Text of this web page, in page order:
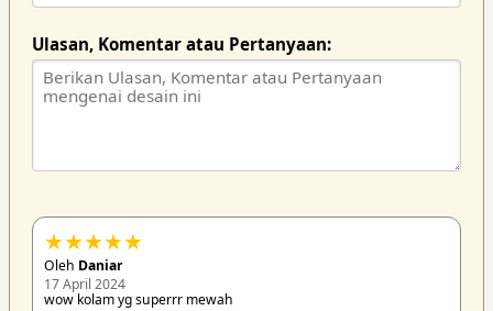
Ulasan, Komentar atau Pertanyaan:
★★★★★
Oleh Daniar
17 April 2024
wow kolam yg superrr mewah